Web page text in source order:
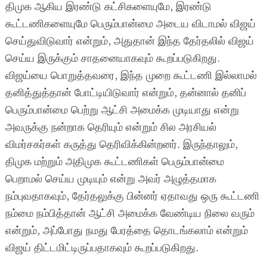
திமுக ஆகிய இரண்டு கட்சிகளையுமே, இரண்டு
கூட்டணிகளையுமே பெரும்பான்மை அடைய விடாமல் விஜய்
செய்துவிடுவார் என்றும், அதுதான் இந்த தேர்தலில் விஜய்
செய்ய இருக்கும் சாதனையாகவும் கூறப்படுகிறது.
விஜய்யை பொறுத்தவரை, இந்த முறை கூட்டணி இல்லாமல்
தனித்துத்தான் போட்டியிடுவார் என்றும், தன்னால் தனிப்
பெரும்பான்மை பெற்று ஆட்சி அமைக்க முடியாது என்று
அவருக்கு நன்றாக தெரியும் என்றும் சில அரசியல்
விமர்சகர்கள் கருத்து தெரிவிக்கின்றனர். இருந்தாலும்,
திமுக மற்றும் அதிமுக கூட்டணிகள் பெரும்பான்மை
பெறாமல் செய்ய முடியும் என்று அவர் அழுத்தமாக
நம்புவதாகவும், தேர்தலுக்கு பின்னர் ஏதாவது ஒரு கூட்டணி
நம்மை நம்பித்தான் ஆட்சி அமைக்க வேண்டிய நிலை வரும்
என்றும், அப்போது நமது பேரத்தை தொடங்கலாம் என்றும்
விஜய் திட்டமிட்டிருப்பதாகவும் கூறப்படுகிறது.